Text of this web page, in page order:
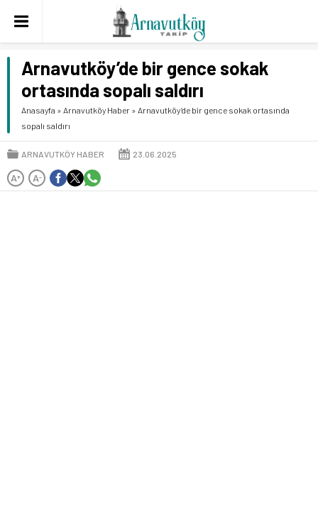
Arnavutköy’de bir gence sokak
ortasında sopalı saldırı
Anasayfa » Arnavutköy Haber » Arnavutköy’de bir gence sokak ortasında
sopalı saldırı
ARNAVUTKÖY HABER 23.06.2025
A+ A-